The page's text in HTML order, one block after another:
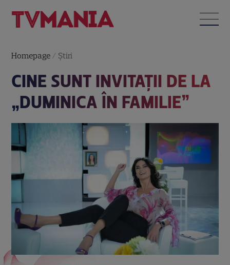
Homepage / Știri
CINE SUNT INVITAȚII DE LA
„DUMINICA ÎN FAMILIE”